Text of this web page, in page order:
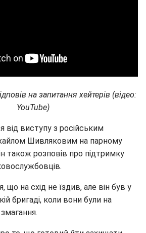
на запитання хейтерів (відео:
YouTube)
від виступу з російським
Шивляковим на парному
також розповів про підтримку
що на схід не їздив, але він був у
бригаді, коли вони були на